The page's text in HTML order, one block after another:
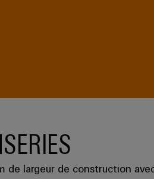
largeur de construction